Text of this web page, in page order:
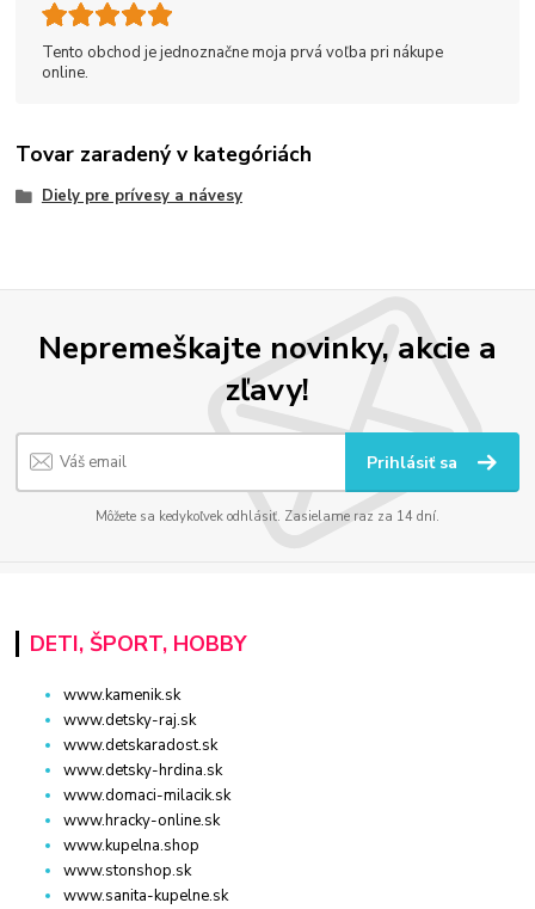
Tento obchod je jednoznačne moja prvá voľba pri nákupe
online.
Tovar zaradený v kategóriách
Diely pre prívesy a návesy
Nepremeškajte novinky, akcie a
zľavy!
Prihlásiť sa
Môžete sa kedykoľvek odhlásiť. Zasielame raz za 14 dní.
DETI, ŠPORT, HOBBY
www.kamenik.sk
www.detsky-raj.sk
www.detskaradost.sk
www.detsky-hrdina.sk
www.domaci-milacik.sk
www.hracky-online.sk
www.kupelna.shop
www.stonshop.sk
www.sanita-kupelne.sk